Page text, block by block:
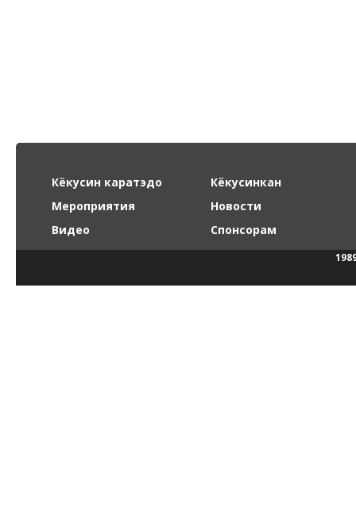
Кёкусин каратэдо
Кёкусинкан
Мероприятия
Новости
Видео
Спонсорам